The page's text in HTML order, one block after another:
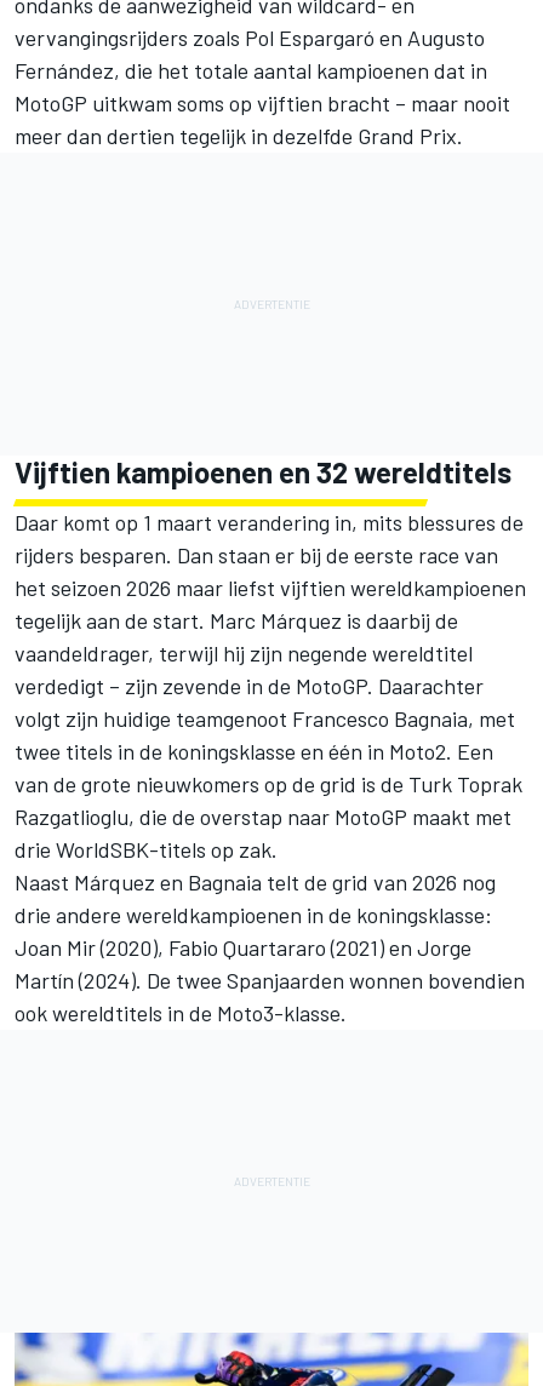
vervangingsrijders zoals Pol Espargaró en Augusto
Fernández, die het totale aantal kampioenen dat in
MotoGP uitkwam soms op vijftien bracht – maar nooit
meer dan dertien tegelijk in dezelfde Grand Prix.
Vijftien kampioenen en 32 wereldtitels
Daar komt op 1 maart verandering in, mits blessures de
rijders besparen. Dan staan er bij de eerste race van
het seizoen 2026 maar liefst vijftien wereldkampioenen
tegelijk aan de start. Marc Márquez is daarbij de
vaandeldrager, terwijl hij zijn negende wereldtitel
verdedigt – zijn zevende in de MotoGP. Daarachter
volgt zijn huidige teamgenoot Francesco Bagnaia, met
twee titels in de koningsklasse en één in Moto2. Een
van de grote nieuwkomers op de grid is de Turk Toprak
Razgatlioglu, die de overstap naar MotoGP maakt met
drie WorldSBK-titels op zak.
Naast Márquez en Bagnaia telt de grid van 2026 nog
drie andere wereldkampioenen in de koningsklasse:
Joan Mir(2020), Fabio Quartararo(2021) en Jorge
Martín(2024). De twee Spanjaarden wonnen bovendien
ook wereldtitels in de Moto3-klasse.